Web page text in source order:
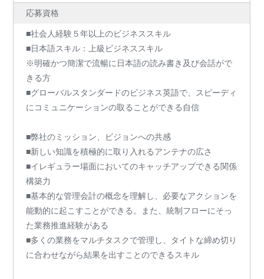
応募資格
■社会人経験５年以上のビジネススキル
■日本語スキル：上級ビジネススキル
※明確かつ簡潔で流暢に日本語の読み書き及び会話がで
きる方
■グローバルスタンダードのビジネス英語で、スピーディ
にコミュニケーションの取ることができる自信
■弊社のミッション、ビジョンへの共感
■新しい知識を積極的に取り入れるアンテナの広さ
■イレギュラー場面においてのキャッチアップできる関係
構築力
■基本的な管理会計の概念を理解し、必要なアクションを
能動的に起こすことができる。また、統制フローにそっ
た業務推進経験がある
■多くの業務をマルチタスクで管理し、タイトな締め切り
に合わせながら結果を出すことのできるスキル